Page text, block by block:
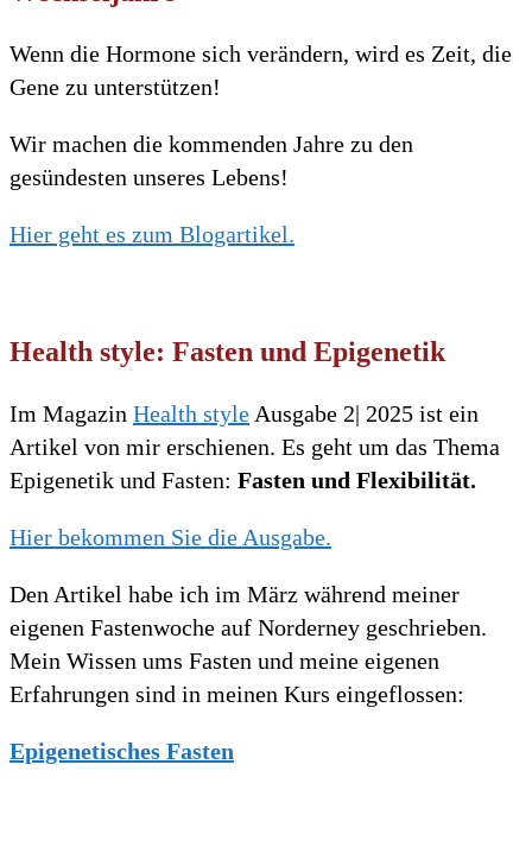
Wenn die Hormone sich verändern, wird es Zeit, die
Gene zu unterstützen!
Wir machen die kommenden Jahre zu den
gesündesten unseres Lebens!
Hier geht es zum Blogartikel.
Health style: Fasten und Epigenetik
Im Magazin Health styleAusgabe 2| 2025 ist ein
Artikel von mir erschienen. Es geht um das Thema
Epigenetik und Fasten: Fasten und Flexibilität.
Hier bekommen Sie die Ausgabe.
Den Artikel habe ich im März während meiner
eigenen Fastenwoche auf Norderney geschrieben.
Mein Wissen ums Fasten und meine eigenen
Erfahrungen sind in meinen Kurs eingeflossen:
Epigenetisches Fasten